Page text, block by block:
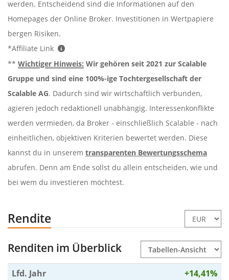
werden. Entscheidend sind die Informationen auf den
Homepages der Online Broker. Investitionen in Wertpapiere
bergen Risiken.
*Affiliate Link
** Wichtiger Hinweis: Wir gehören seit 2021 zur Scalable
Gruppe und sind eine 100%-ige Tochtergesellschaft der
Scalable AG. Dadurch sind wir wirtschaftlich verbunden,
agieren jedoch redaktionell unabhängig. Interessenkonflikte
werden vermieden, da Broker - einschließlich Scalable - nach
einheitlichen, objektiven Kriterien bewertet werden. Diese
kannst du in unserem transparenten Bewertungsschema
abrufen. Denn am Ende sollst du allein entscheiden, wie und
bei wem du investieren möchtest.
Rendite
Renditen im Überblick
Lfd. Jahr
+14,41%